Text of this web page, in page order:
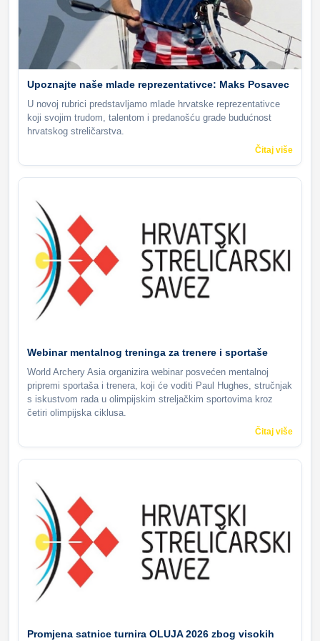
Upoznajte naše mlade reprezentativce: Maks Posavec
U novoj rubrici predstavljamo mlade hrvatske reprezentativce
koji svojim trudom, talentom i predanošću grade budućnost
hrvatskog streličarstva.
Čitaj više
Webinar mentalnog treninga za trenere i sportaše
World Archery Asia organizira webinar posvećen mentalnoj
pripremi sportaša i trenera, koji će voditi Paul Hughes, stručnjak
s iskustvom rada u olimpijskim streljačkim sportovima kroz
četiri olimpijska ciklusa.
Čitaj više
Promjena satnice turnira OLUJA 2026 zbog visokih